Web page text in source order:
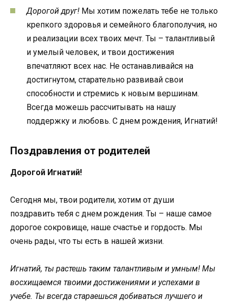
Дорогой друг! Мы хотим пожелать тебе не только
крепкого здоровья и семейного благополучия, но
и реализации всех твоих мечт. Ты – талантливый
и умелый человек, и твои достижения
впечатляют всех нас. Не останавливайся на
достигнутом, старательно развивай свои
способности и стремись к новым вершинам.
Всегда можешь рассчитывать на нашу
поддержку и любовь. С днем рождения, Игнатий!
Поздравления от родителей
Дорогой Игнатий!
Сегодня мы, твои родители, хотим от души
поздравить тебя с днем рождения. Ты – наше самое
дорогое сокровище, наше счастье и гордость. Мы
очень рады, что ты есть в нашей жизни.
Игнатий, ты растешь таким талантливым и умным! Мы
восхищаемся твоими достижениями и успехами в
учебе. Ты всегда стараешься добиваться лучшего и